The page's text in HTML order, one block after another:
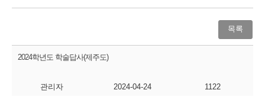
목록
2024학년도 학술답사(제주도)
관리자 2024-04-24 1122